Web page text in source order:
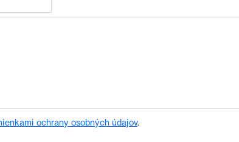
ochrany osobných údajov.